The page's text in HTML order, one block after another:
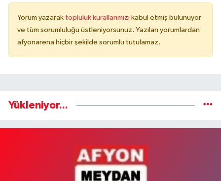
Yorum yazarak topluluk kurallarımızı kabul etmiş bulunuyor
ve tüm sorumluluğu üstleniyorsunuz. Yazılan yorumlardan
afyonarena hiçbir şekilde sorumlu tutulamaz.
Yükleniyor...